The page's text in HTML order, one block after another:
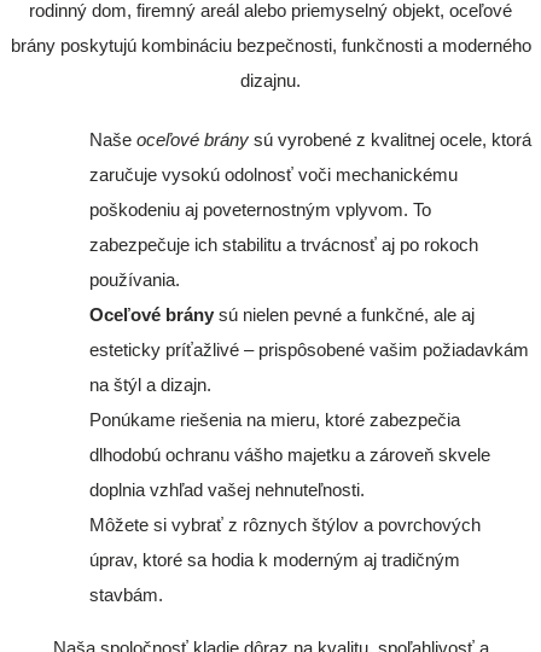
rodinný dom, firemný areál alebo priemyselný objekt, oceľové
brány poskytujú kombináciu bezpečnosti, funkčnosti a moderného
dizajnu.
Naše oceľové brány sú vyrobené z kvalitnej ocele, ktorá
zaručuje vysokú odolnosť voči mechanickému
poškodeniu aj poveternostným vplyvom. To
zabezpečuje ich stabilitu a trvácnosť aj po rokoch
používania.
Oceľové brány sú nielen pevné a funkčné, ale aj
esteticky príťažlivé – prispôsobené vašim požiadavkám
na štýl a dizajn.
Ponúkame riešenia na mieru, ktoré zabezpečia
dlhodobú ochranu vášho majetku a zároveň skvele
doplnia vzhľad vašej nehnuteľnosti.
Môžete si vybrať z rôznych štýlov a povrchových
úprav, ktoré sa hodia k moderným aj tradičným
stavbám.